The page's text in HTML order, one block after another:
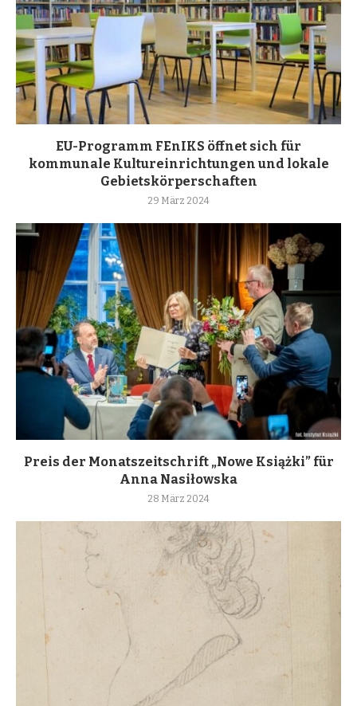
EU-Programm FEnIKS öffnet sich für
kommunale Kultureinrichtungen und lokale
Gebietskörperschaften
29 März 2024
Preis der Monatszeitschrift „Nowe Książki” für
Anna Nasiłowska
28 März 2024